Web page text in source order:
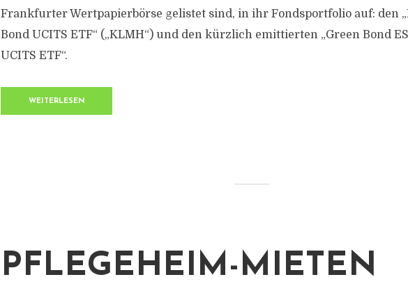
Frankfurter Wertpapierbörse gelistet sind, in ihr Fondsportfolio auf: den
Bond UCITS ETF“ („KLMH“) und den kürzlich emittierten „Green Bond
UCITS ETF“.
WEITERLESEN
PFLEGEHEIM-MIETEN